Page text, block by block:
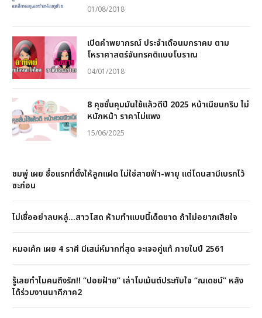
01/08/2018
เปิดคำพยากรณ์ ประจำเดือนมกราคม ตาม
โหราศาสตร์จันทรคติแบบโบราณ
04/01/2018
8 คุชชั่นคุมมันใช้แล้วดีปี 2025 หน้าเนียนกริบ ไม่
หนักหน้า ราคาไม่แพง
15/06/2025
ชมพู่ เผย ชื่อแรกที่ตั้งให้ลูกแฝด ไม่ใช่สายฟ้า-พายุ แต่โดนสามีเบรกไว้
ซะก่อน
ไม่เชื่ออย่าลบหลู่…สาวโสด ห้ามทำแบบนี้เด็ดขาด ถ้าไม่อยากเสียใจ
หมอเค้ก เผย 4 ราศี มีเสน่ห์มากที่สุด จะเจอคู่แท้ ภายในปี 2561
รู้เลยทำไมคนถึงรัก!! “ปอยฝ้าย” เล่าโมเม้นต์ประทับใจ “ณเดชน์” หลัง
ได้ร่วมงานนาคีภาค2